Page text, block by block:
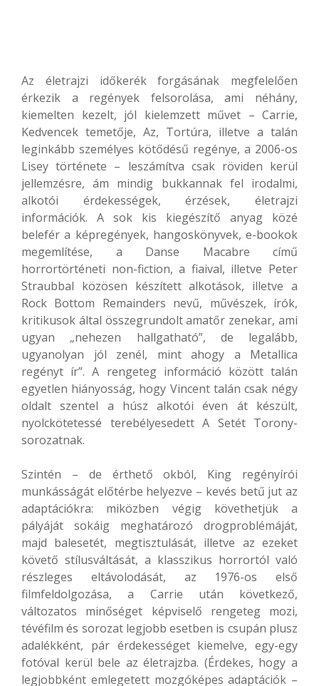
Az életrajzi időkerék forgásának megfelelően
érkezik a regények felsorolása, ami néhány,
kiemelten kezelt, jól kielemzett művet – Carrie,
Kedvencek temetője, Az, Tortúra, illetve a talán
leginkább személyes kötődésű regénye, a 2006-os
Lisey története – leszámítva csak röviden kerül
jellemzésre, ám mindig bukkannak fel irodalmi,
alkotói érdekességek, érzések, életrajzi
információk. A sok kis kiegészítő anyag közé
belefér a képregények, hangoskönyvek, e-bookok
megemlítése, a Danse Macabre című
horrortörténeti non-fiction, a fiaival, illetve Peter
Straubbal közösen készített alkotások, illetve a
Rock Bottom Remainders nevű, művészek, írók,
kritikusok által összegrundolt amatőr zenekar, ami
ugyan „nehezen hallgatható”, de legalább,
ugyanolyan jól zenél, mint ahogy a Metallica
regényt ír”. A rengeteg információ között talán
egyetlen hiányosság, hogy Vincent talán csak négy
oldalt szentel a húsz alkotói éven át készült,
nyolckötetessé terebélyesedett A Setét Torony-
sorozatnak.
Szintén – de érthető okból, King regényírói
munkásságát előtérbe helyezve – kevés betű jut az
adaptációkra: miközben végig követhetjük a
pályáját sokáig meghatározó drogproblémáját,
majd balesetét, megtisztulását, illetve az ezeket
követő stílusváltását, a klasszikus horrortól való
részleges eltávolodását, az 1976-os első
filmfeldolgozása, a Carrie után következő,
változatos minőséget képviselő rengeteg mozi,
tévéfilm és sorozat legjobb esetben is csupán plusz
adalékként, pár érdekességet kiemelve, egy-egy
fotóval kerül bele az életrajzba. (Érdekes, hogy a
legjobbként emlegetett mozgóképes adaptációk –